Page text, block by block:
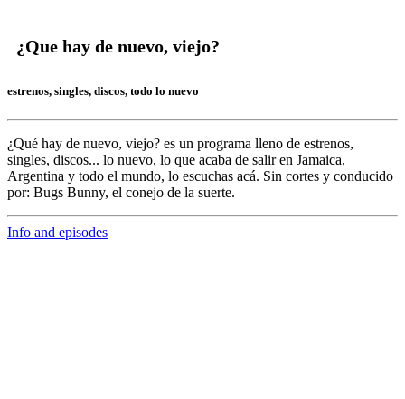
¿Que hay de nuevo, viejo?
estrenos, singles, discos, todo lo nuevo
¿Qué hay de nuevo, viejo? es un programa lleno de estrenos,
singles, discos... lo nuevo, lo que acaba de salir en Jamaica,
Argentina y todo el mundo, lo escuchas acá. Sin cortes y conducido
por: Bugs Bunny, el conejo de la suerte.
Info and episodes